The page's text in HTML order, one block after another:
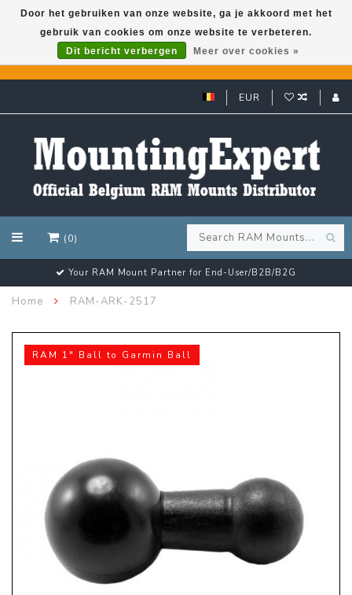
GARMIN GPS met een superkorting tot 50%? Klik hier!
EUR
(0)
Your RAM Mount Partner for End-User/B2B/B2G
Home RAM-ARK-2517
RAM 1" Ball to Garmin Ball
Door het gebruiken van onze website, ga je akkoord met het
gebruik van cookies om onze website te verbeteren.
Dit bericht verbergen
Meer over cookies »